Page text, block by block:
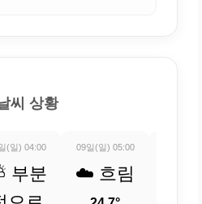
씨 상황
(일) 04:00
부분
09일(일) 05:00
☁️ 흐림